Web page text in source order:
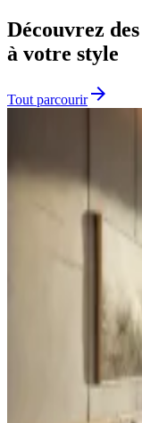
Découvrez
à votre style
Tout parcourirarrow_forward